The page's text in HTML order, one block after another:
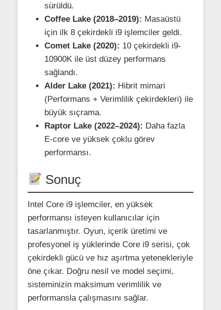
sürüldü.
Coffee Lake (2018–2019): Masaüstü
için ilk 8 çekirdekli i9 işlemciler geldi.
Comet Lake (2020): 10 çekirdekli i9-
10900K ile üst düzey performans
sağlandı.
Alder Lake (2021): Hibrit mimari
(Performans + Verimlilik çekirdekleri) ile
büyük sıçrama.
Raptor Lake (2022–2024): Daha fazla
E-core ve yüksek çoklu görev
performansı.
Sonuç
Intel Core i9 işlemciler, en yüksek
performansı isteyen kullanıcılar için
tasarlanmıştır. Oyun, içerik üretimi ve
profesyonel iş yüklerinde Core i9 serisi, çok
çekirdekli gücü ve hız aşırtma yetenekleriyle
öne çıkar. Doğru nesil ve model seçimi,
sisteminizin maksimum verimlilik ve
performansla çalışmasını sağlar.